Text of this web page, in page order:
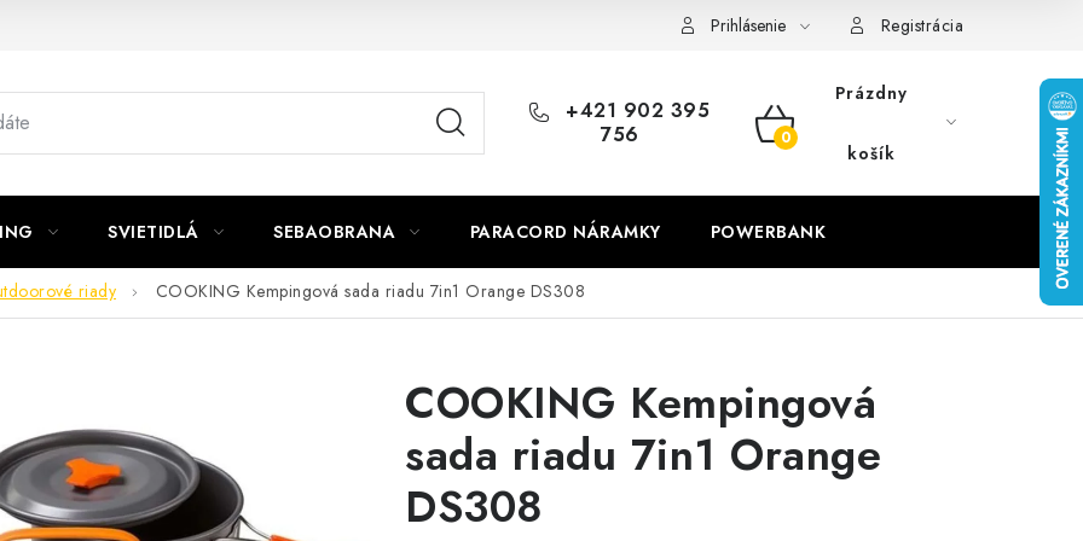
Prihlásenie Registrácia
+421 902 395
756
NÁKUPNÝ
Prázdny
košík
SVIETIDLÁ SEBAOBRANA PARACORD NÁRAMKY POWERBANK
riady COOKING Kempingová sada riadu 7in1 Orange DS308
COOKING Kempingová
sada riadu 7in1 Orange
DS308